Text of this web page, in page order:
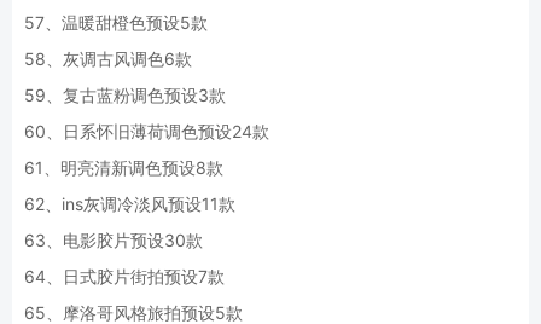
57、温暖甜橙色预设5款
58、灰调古风调色6款
59、复古蓝粉调色预设3款
60、日系怀旧薄荷调色预设24款
61、明亮清新调色预设8款
62、ins灰调冷淡风预设11款
63、电影胶片预设30款
64、日式胶片街拍预设7款
65、摩洛哥风格旅拍预设5款